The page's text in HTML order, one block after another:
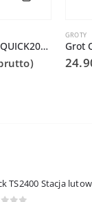
Grot Q501-6D-T do QUICK206D
GROTY
TS2400 Stacja